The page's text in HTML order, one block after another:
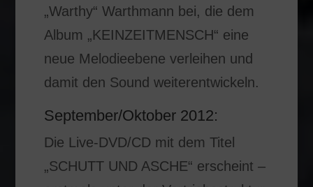
„Warthy“ Warthmann bei, die dem
Album „KEINZEITMENSCH“ eine
neue Melodieebene verleihen und
damit den Sound weiterentwickeln.
September/Oktober 2012:
Die Live-DVD/CD mit dem Titel
„SCHUTT UND ASCHE“ erscheint –